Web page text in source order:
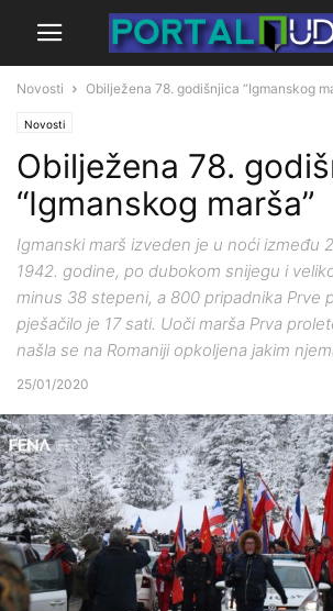
Novosti Obilježena 78. godišnjica “Igmanskog
Novosti
Obilježena 78.
“Igmanskog marša”
Igmanski marš izveden je u noći između
1942. godine, po dubokom snijegu i
minus 38 stepeni, a 800 pripadnika Prve
pješačilo je 17 sati. Uoči marša Prva
našla se na Romaniji opkoljena jakim
25/01/2020